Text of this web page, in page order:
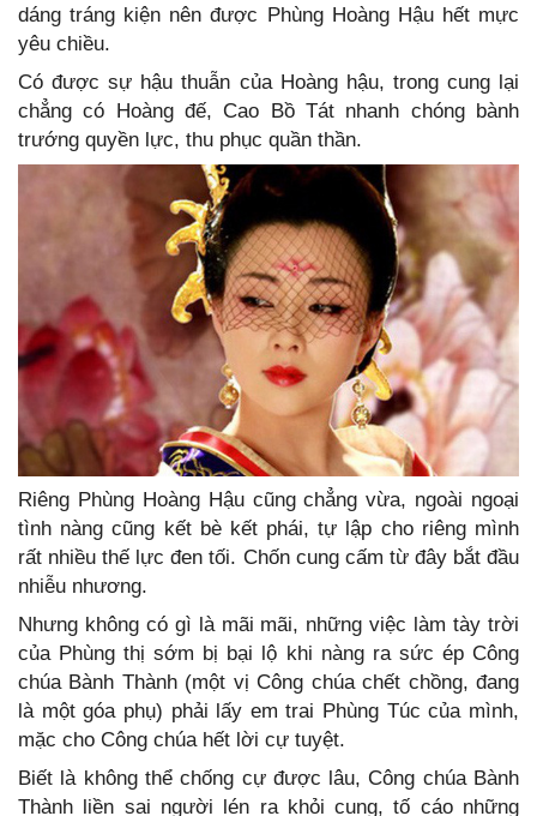
dáng tráng kiện nên được Phùng Hoàng Hậu hết mực
yêu chiều.
Có được sự hậu thuẫn của Hoàng hậu, trong cung lại
chẳng có Hoàng đế, Cao Bồ Tát nhanh chóng bành
trướng quyền lực, thu phục quần thần.
Riêng Phùng Hoàng Hậu cũng chẳng vừa, ngoài ngoại
tình nàng cũng kết bè kết phái, tự lập cho riêng mình
rất nhiều thế lực đen tối. Chốn cung cấm từ đây bắt đầu
nhiễu nhương.
Nhưng không có gì là mãi mãi, những việc làm tày trời
của Phùng thị sớm bị bại lộ khi nàng ra sức ép Công
chúa Bành Thành (một vị Công chúa chết chồng, đang
là một góa phụ) phải lấy em trai Phùng Túc của mình,
mặc cho Công chúa hết lời cự tuyệt.
Biết là không thể chống cự được lâu, Công chúa Bành
Thành liền sai người lén ra khỏi cung, tố cáo những